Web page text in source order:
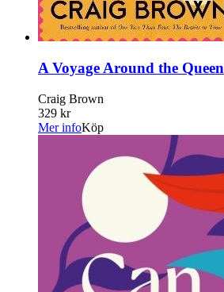
A Voyage Around the Queen
Craig Brown
329 kr
Mer infoKöp